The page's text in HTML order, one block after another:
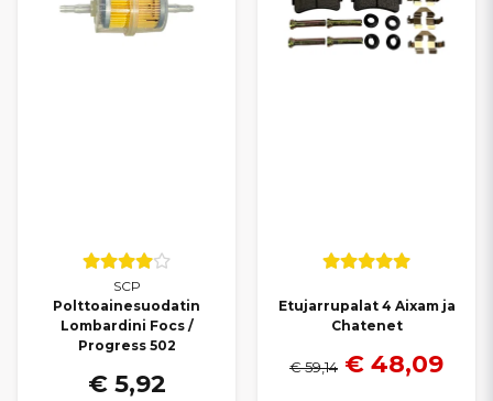
SCP
Polttoainesuodatin
Lombardini Focs /
Progress 502
€ 5,92
Etujarrupalat 4 Aixam ja
Chatenet
€ 59,14 € 48,09